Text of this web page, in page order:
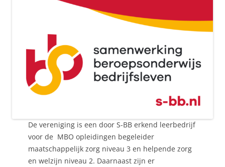
De vereniging is een door S-BB erkend leerbedrijf
voor de MBO opleidingen begeleider
maatschappelijk zorg niveau 3 en helpende zorg
en welzijn niveau 2. Daarnaast zijn er